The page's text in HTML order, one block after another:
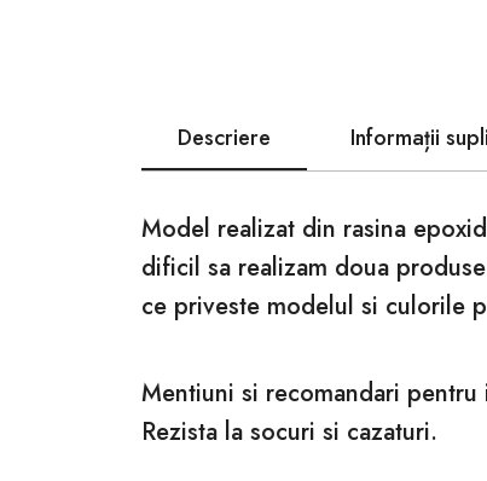
Descriere Informații
Model realizat din rasina
dificil sa realizam doua
ce priveste modelul si culorile
Mentiuni si recomandari pentru
Rezista la socuri si cazaturi.